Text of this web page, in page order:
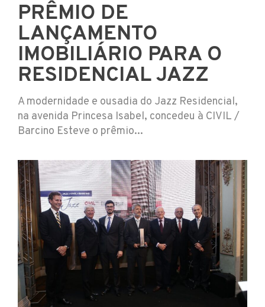
PRÊMIO DE
LANÇAMENTO
IMOBILIÁRIO PARA O
RESIDENCIAL JAZZ
A modernidade e ousadia do Jazz Residencial,
na avenida Princesa Isabel, concedeu à CIVIL /
Barcino Esteve o prêmio...